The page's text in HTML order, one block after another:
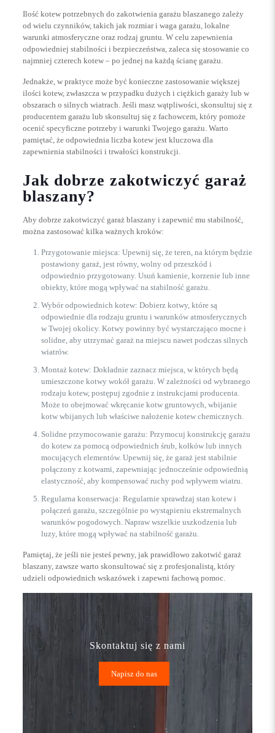
Ilość kotew potrzebnych do zakotwienia garażu blaszanego zależy
od wielu czynników, takich jak rozmiar i waga garażu, lokalne
warunki atmosferyczne oraz rodzaj gruntu. W celu zapewnienia
odpowiedniej stabilności i bezpieczeństwa, zaleca się stosowanie co
najmniej czterech kotew – po jednej na każdą ścianę garażu.
Jednakże, w praktyce może być konieczne zastosowanie większej
ilości kotew, zwłaszcza w przypadku dużych i ciężkich garaży lub w
obszarach o silnych wiatrach. Jeśli masz wątpliwości, skonsultuj się z
producentem garażu lub skonsultuj się z fachowcem, który pomoże
ocenić specyficzne potrzeby i warunki Twojego garażu. Warto
pamiętać, że odpowiednia liczba kotew jest kluczowa dla
zapewnienia stabilności i trwałości konstrukcji.
Jak dobrze zakotwiczyć garaż
blaszany?
Aby dobrze zakotwiczyć garaż blaszany i zapewnić mu stabilność,
można zastosować kilka ważnych kroków:
Przygotowanie miejsca: Upewnij się, że teren, na którym będzie
postawiony garaż, jest równy, wolny od przeszkód i
odpowiednio przygotowany. Usuń kamienie, korzenie lub inne
obiekty, które mogą wpływać na stabilność garażu.
Wybór odpowiednich kotew: Dobierz kotwy, które są
odpowiednie dla rodzaju gruntu i warunków atmosferycznych
w Twojej okolicy. Kotwy powinny być wystarczająco mocne i
solidne, aby utrzymać garaż na miejscu nawet podczas silnych
wiatrów.
Montaż kotew: Dokładnie zaznacz miejsca, w których będą
umieszczone kotwy wokół garażu. W zależności od wybranego
rodzaju kotew, postępuj zgodnie z instrukcjami producenta.
Może to obejmować wkręcanie kotw gruntowych, wbijanie
kotw wbijanych lub właściwe nałożenie kotew chemicznych.
Solidne przymocowanie garażu: Przymocuj konstrukcję garażu
do kotew za pomocą odpowiednich śrub, kołków lub innych
mocujących elementów. Upewnij się, że garaż jest stabilnie
połączony z kotwami, zapewniając jednocześnie odpowiednią
elastyczność, aby kompensować ruchy pod wpływem wiatru.
Regularna konserwacja: Regularnie sprawdzaj stan kotew i
połączeń garażu, szczególnie po wystąpieniu ekstremalnych
warunków pogodowych. Napraw wszelkie uszkodzenia lub
luzy, które mogą wpływać na stabilność garażu.
Pamiętaj, że jeśli nie jesteś pewny, jak prawidłowo zakotwić garaż
blaszany, zawsze warto skonsultować się z profesjonalistą, który
udzieli odpowiednich wskazówek i zapewni fachową pomoc.
Skontaktuj się z nami
Napisz do nas